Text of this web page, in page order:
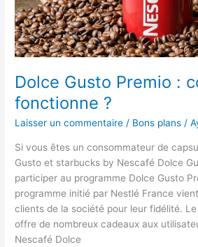
Dolce Gusto Premio :
fonctionne ?
Laisser un commentaire / Bons plans /
Si vous êtes un consommateur de
Gusto et starbucks by Nescafé Dolce
participer au programme Dolce Gusto
programme initié par Nestlé France
clients de la société pour leur fidélité.
offre de nombreux cadeaux aux
Nescafé Dolce